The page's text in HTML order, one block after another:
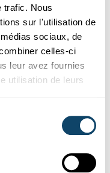
trafic. Nous
sur l'utilisation de
sociaux, de
celles-ci
leur avez fournies
utilisation de leurs
ee Salz an